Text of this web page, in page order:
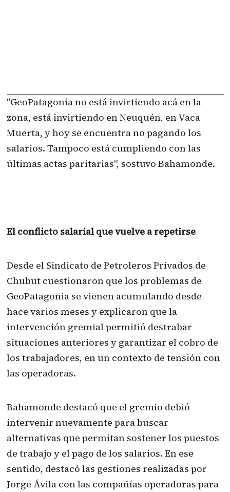
"GeoPatagonia no está invirtiendo acá en la
zona, está invirtiendo en Neuquén, en Vaca
Muerta, y hoy se encuentra no pagando los
salarios. Tampoco está cumpliendo con las
últimas actas paritarias", sostuvo Bahamonde.
El conflicto salarial que vuelve a repetirse
Desde el Sindicato de Petroleros Privados de
Chubut cuestionaron que los problemas de
GeoPatagonia se vienen acumulando desde
hace varios meses y explicaron que la
intervención gremial permitió destrabar
situaciones anteriores y garantizar el cobro de
los trabajadores, en un contexto de tensión con
las operadoras.
Bahamonde destacó que el gremio debió
intervenir nuevamente para buscar
alternativas que permitan sostener los puestos
de trabajo y el pago de los salarios. En ese
sentido, destacó las gestiones realizadas por
Jorge Ávila con las compañías operadoras para